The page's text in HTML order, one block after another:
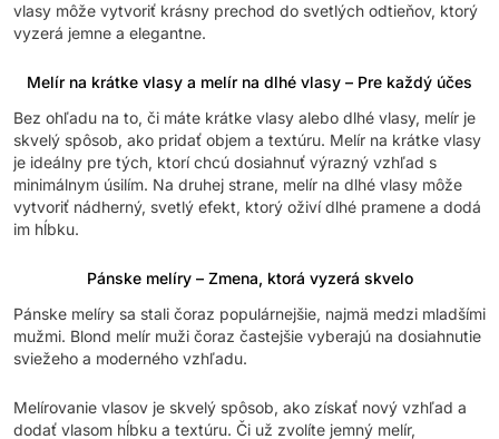
vlasy môže vytvoriť krásny prechod do svetlých odtieňov, ktorý
vyzerá jemne a elegantne.
Melír na krátke vlasy a melír na dlhé vlasy – Pre každý účes
Bez ohľadu na to, či máte krátke vlasy alebo dlhé vlasy, melír je
skvelý spôsob, ako pridať objem a textúru. Melír na krátke vlasy
je ideálny pre tých, ktorí chcú dosiahnuť výrazný vzhľad s
minimálnym úsilím. Na druhej strane, melír na dlhé vlasy môže
vytvoriť nádherný, svetlý efekt, ktorý oživí dlhé pramene a dodá
im hĺbku.
Pánske melíry – Zmena, ktorá vyzerá skvelo
Pánske melíry sa stali čoraz populárnejšie, najmä medzi mladšími
mužmi. Blond melír muži čoraz častejšie vyberajú na dosiahnutie
sviežeho a moderného vzhľadu.
Melírovanie vlasov je skvelý spôsob, ako získať nový vzhľad a
dodať vlasom hĺbku a textúru. Či už zvolíte jemný melír,